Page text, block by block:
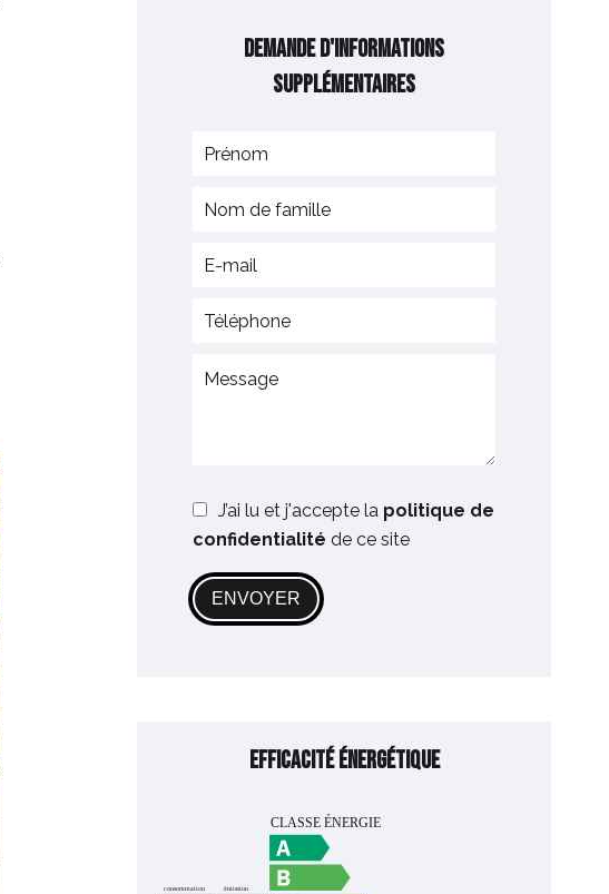
Demande d'informations
supplémentaires
J’ai lu et j'accepte la politique de
confidentialité de ce site
ENVOYER
Efficacité énergétique